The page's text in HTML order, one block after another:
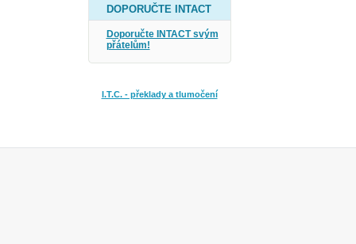
DOPORUČTE INTACT
Doporučte INTACT svým
přátelům!
I.T.C. - překlady a tlumočení